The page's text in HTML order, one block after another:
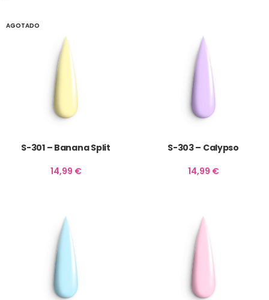
AGOTADO
S-301 – Banana Split
14,99 €
S-303 – Calypso
14,99 €